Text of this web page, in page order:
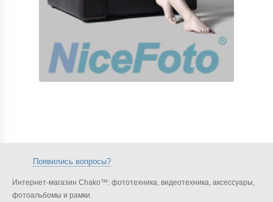
Появились вопросы?
Интернет-магазин Chako™: фототехника, видеотехника, аксессуары,
фотоальбомы и рамки.